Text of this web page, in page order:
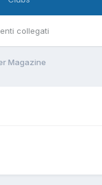
collegati
Magazine